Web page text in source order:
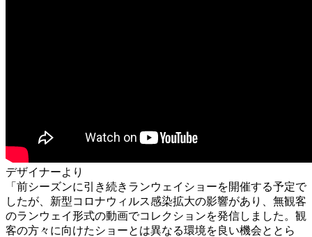
デザイナーより
「前シーズンに引き続きランウェイショーを開催する予定で
したが、新型コロナウィルス感染拡大の影響があり、無観客
のランウェイ形式の動画でコレクションを発信しました。観
客の方々に向けたショーとは異なる環境を良い機会ととら